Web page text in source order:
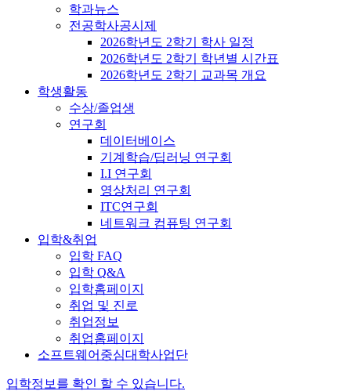
학과뉴스
전공학사공시제
2026학년도 2학기 학사 일정
2026학년도 2학기 학년별 시간표
2026학년도 2학기 교과목 개요
학생활동
수상/졸업생
연구회
데이터베이스
기계학습/딥러닝 연구회
I.I 연구회
영상처리 연구회
ITC연구회
네트워크 컴퓨팅 연구회
입학&취업
입학 FAQ
입학 Q&A
입학홈페이지
취업 및 진로
취업정보
취업홈페이지
소프트웨어중심대학사업단
입학정보를 확인 할 수 있습니다.